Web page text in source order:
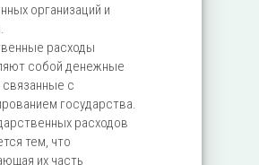
организаций и
расходы
собой денежные
с
государства.
расходов
тем, что
их часть